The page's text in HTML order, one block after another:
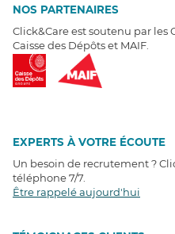
NOS PARTENAIRES
Click&Care est soutenu par les
Caisse des Dépôts et MAIF.
EXPERTS À VOTRE ÉCOUTE
Un besoin de recrutement ?
téléphone 7/7
Être rappelé aujourd'hui